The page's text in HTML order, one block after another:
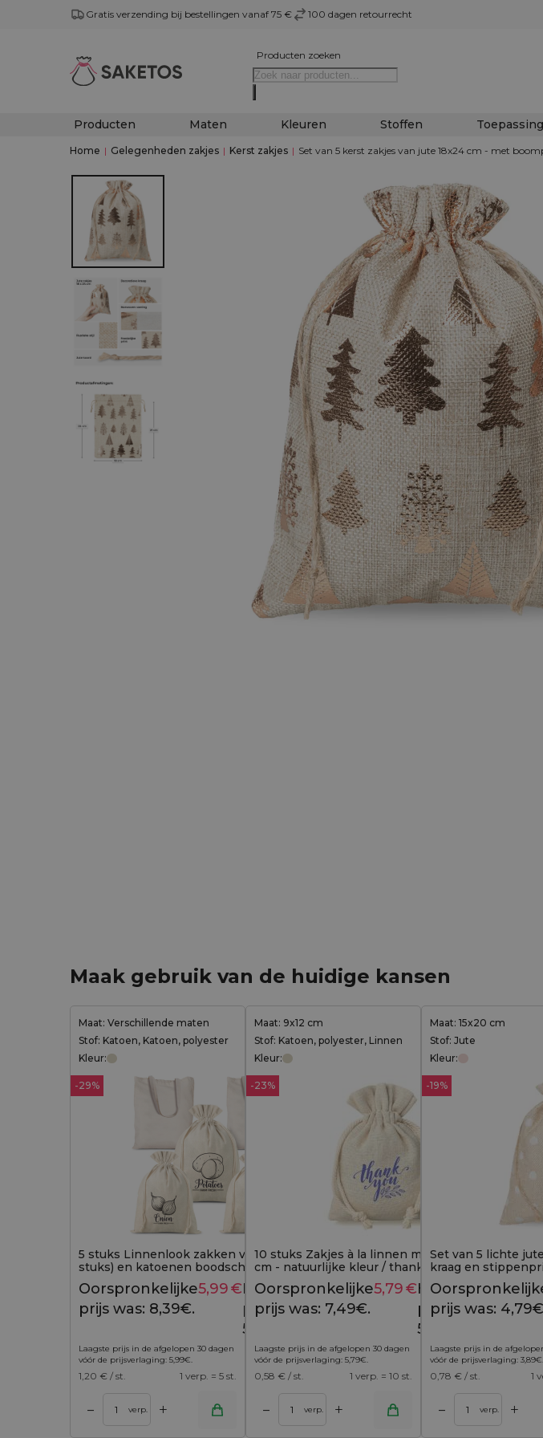
Gratis verzending bij bestellingen vanaf 75 € 100 dagen retourrecht
Producten zoeken
Producten Maten Kleuren Stoffen
Home | Gelegenheden zakjes | Kerst zakjes | Set van 5 kerst zakjes van jute 18x24 cm - met
Maak gebruik van de huidige kansen
Maat: Verschillende maten
Stof: Katoen, Katoen, polyester
Kleur:
-29%
5 stuks Linnenlook zakken voor groenten (3
stuks) en katoenen boodschappentassen (2
stuks) (EN)
8,39 €
Oorspronkelijke
prijs was: 8,39€.
5,99€Huidige
prijs is:
5,99€.
Laagste prijs in de afgelopen 30 dagen
vóór de prijsverlaging: 5,99€
1,20 € / st. 1 verp. = 5 st.
– verp. +
Maat: 9x12 cm
Stof: Katoen, polyester, Linnen
Kleur:
-23%
10 stuks Zakjes à la linnen met print 9 x 12
cm - natuurlijke kleur / thank you 2
7,49 €
Oorspronkelijke
prijs was: 7,49€.
5,79€Huidige
prijs is:
5,79€.
Laagste prijs in de afgelopen 30 dagen
vóór de prijsverlaging: 5,79€
0,58 € / st. 1 verp. = 10 st.
– verp. +
Maat: 15x20 cm
Stof: Jute
Kleur:
-19%
Set van 5 lichte
kraag en
prijs was:
Laagste prijs in de
vóór de prijsverlaging: 3,89€
0,78 € / st. 1
– verp. +
Toevoegen aan winkelwagen Toevoegen aan winkelwagen Toevoegen aan